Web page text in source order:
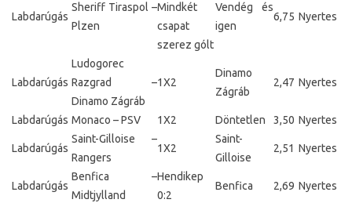
Labdarúgás
Sheriff Tiraspol –
Plzen
Mindkét
csapat
szerez gólt
Vendég és
igen
6,75 Nyertes
Labdarúgás
Ludogorec
Razgrad –
Dinamo Zágráb
1X2
Dinamo
Zágráb
2,47 Nyertes
Labdarúgás Monaco – PSV 1X2 Döntetlen 3,50 Nyertes
Labdarúgás
Saint-Gilloise –
Rangers
1X2
Saint-
Gilloise
2,51 Nyertes
Labdarúgás
Benfica –
Midtjylland
Hendikep
0:2
Benfica 2,69 Nyertes